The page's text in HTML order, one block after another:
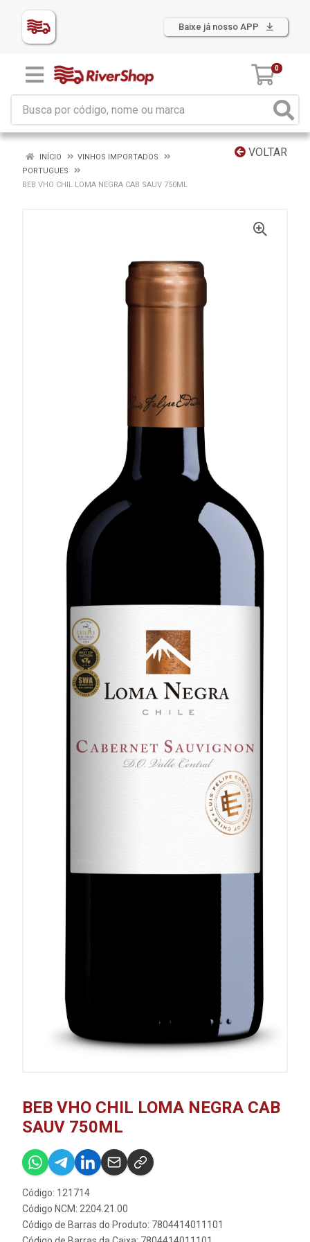
Baixe já nosso APP
0
VOLTAR
INÍCIO
VINHOS IMPORTADOS
PORTUGUES
BEB VHO CHIL LOMA NEGRA CAB SAUV 750ML
BEB VHO CHIL LOMA NEGRA CAB
SAUV 750ML
Código: 121714
Código NCM: 2204.21.00
Código de Barras do Produto: 7804414011101